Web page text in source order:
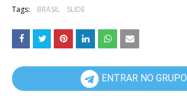
Tags: BRASIL SLIDE
ENTRAR NO GRUPO